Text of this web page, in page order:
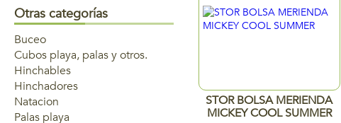
STOR BOLSA MERIENDA
MICKEY COOL SUMMER
Otras categorías
Buceo
Cubos playa, palas y otros.
Hinchables
Hinchadores
Natacion
Palas playa